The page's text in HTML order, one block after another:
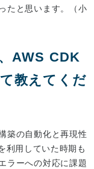
たと思います。（小
AWS CDK
教えてくだ
築の自動化と再現性
利用していた時期も
ラーへの対応に課題